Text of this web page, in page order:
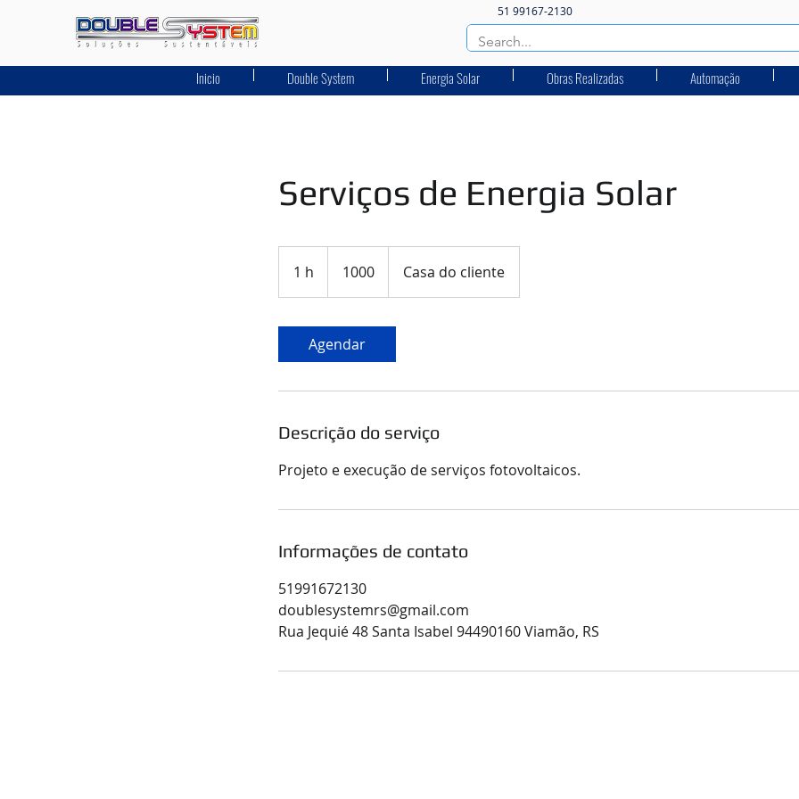
51 99167-2130
Inicio Double System Energia Solar Obras Realizadas Automação
Serviços de Energia Solar
1 h 1000 Casa do cliente
Agendar
Descrição do serviço
Projeto e execução de serviços fotovoltaicos.
Informações de contato
51991672130
doublesystemrs@gmail.com
Rua Jequié 48 Santa Isabel 94490160 Viamão, RS